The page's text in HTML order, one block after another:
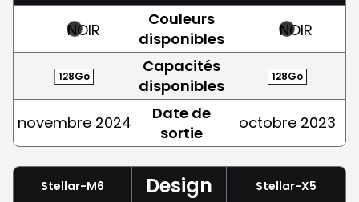
NOIR
Couleurs
disponibles
NOIR
128Go
Capacités
disponibles
128Go
novembre 2024
Date de
sortie
octobre 2023
Stellar-M6 Design Stellar-X5